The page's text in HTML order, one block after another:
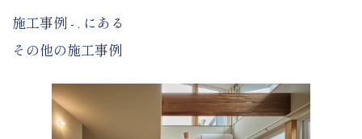
施工事例 - . にある
その他の施工事例